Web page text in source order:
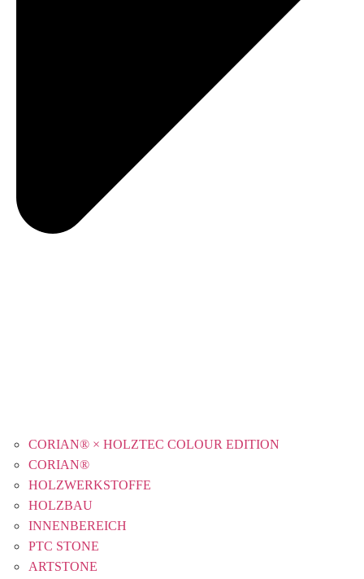
CORIAN® × HOLZTEC COLOUR EDITION
CORIAN®
HOLZWERKSTOFFE
HOLZBAU
INNENBEREICH
PTC STONE
ARTSTONE